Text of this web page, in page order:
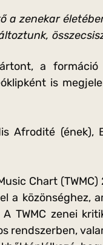
a zenekar
a
is
Afrodité (ének),
Chart
a közönséghez,
TWMC zenei
rendszerben,